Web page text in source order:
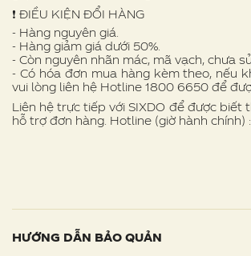
❗ ️ĐIỀU KIỆN ĐỔI HÀNG
- Hàng nguyên giá.
- Hàng giảm giá dưới 50%.
- Còn nguyên nhãn mác, mã vạch, chưa
- Có hóa đơn mua hàng kèm theo, nếu
vui lòng liên hệ Hotline 1800 6650 để
Liên hệ trực tiếp với SIXDO để được biết
hỗ trợ đơn hàng. Hotline (giờ hành chính)
HƯỚNG DẪN BẢO QUẢN